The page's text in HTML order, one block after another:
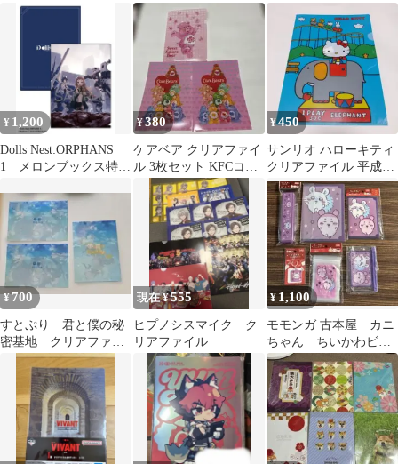
アファイル&オリジナ
ァイルセット
アファイル LAWSON限
¥ 1,200
Dolls Nest:ORPHANS
1 メロンブックス特
¥380
ケアベア クリアファイ
ル 3枚セット KFCコラ
ボ ミニサイズ レア
¥450
サンリオ ハローキティ
クリアファイル 平成レ
トロ
¥ 700
すとぷり 君と僕の秘
密基地 クリアファイ
ル 3枚セット
現在 ¥555
ヒプノシスマイク ク
リアファイル
¥1,100
モモンガ 古本屋 カニ
ちゃん ちいかわビニ
ールポーチ キャンド
ゥ 6点